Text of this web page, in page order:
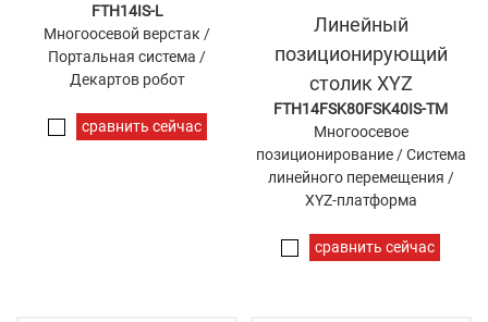
FTH14IS-L
Многоосевой верстак /
Портальная система /
Декартов робот
сравнить сейчас
Линейный
позиционирующий
столик XYZ
FTH14FSK80FSK40IS-TM
Многоосевое
позиционирование / Система
линейного перемещения /
XYZ-платформа
сравнить сейчас